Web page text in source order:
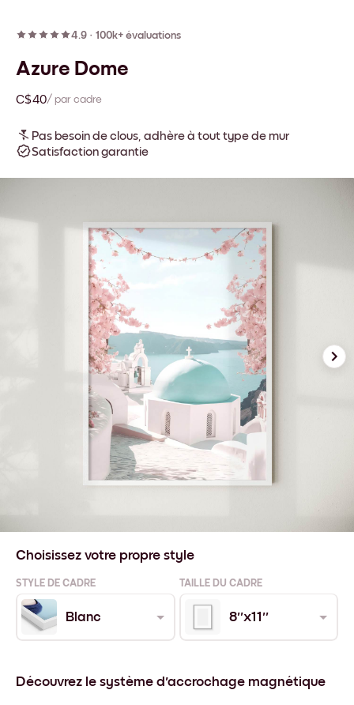
4.9 · 100k+ évaluations
Azure Dome
C$40/ par cadre
Pas besoin de clous, adhère à tout type de mur
Satisfaction garantie
Choisissez votre propre style
STYLE DE CADRE TAILLE DU CADRE
Blanc 8''x11''
Découvrez le système d'accrochage magnétique